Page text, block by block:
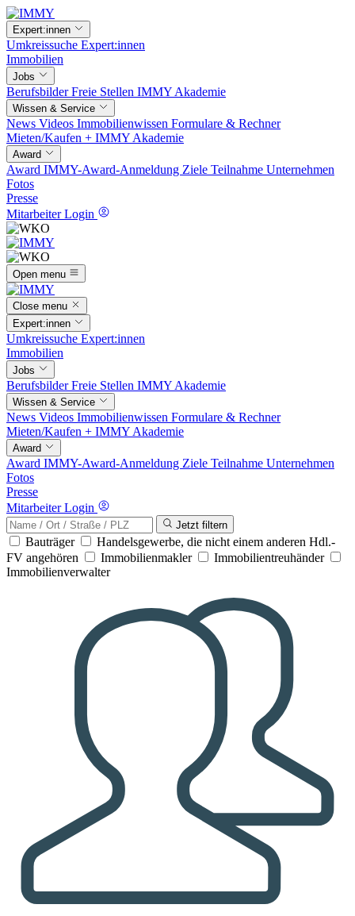
Expert:innen
Umkreissuche Expert:innen
Immobilien
Jobs
BerufsbilderFreie Stellen IMMY Akademie
Wissen & Service
News Videos Immobilienwissen Formulare & Rechner
Mieten/Kaufen + IMMY Akademie
Award
Award IMMY-Award-Anmeldung Ziele Teilnahme Unternehmen
Fotos
Presse
Mitarbeiter Login
Open menu
Close menu
Expert:innen
Umkreissuche Expert:innen
Immobilien
Jobs
BerufsbilderFreie Stellen IMMY Akademie
Wissen & Service
News Videos Immobilienwissen Formulare & Rechner
Mieten/Kaufen + IMMY Akademie
Award
Award IMMY-Award-Anmeldung Ziele Teilnahme Unternehmen
Fotos
Presse
Mitarbeiter Login
Jetzt filtern
Bauträger
Handelsgewerbe, die nicht einem anderen Hdl.-
FV angehören
Immobilienmakler
Immobilientreuhänder
Immobilienverwalter